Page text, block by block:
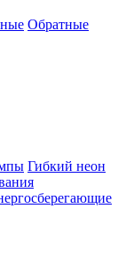
Обратные
Гибкий неон